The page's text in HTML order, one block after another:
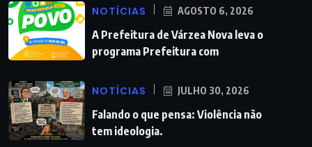
NOTÍCIAS AGOSTO 6, 2026
A Prefeitura de Várzea Nova leva o
programa Prefeitura com
NOTÍCIAS JULHO 30, 2026
Falando o que pensa: Violência não
tem ideologia.